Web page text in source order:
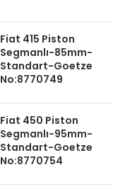
Fiat 415 Piston
Segmanlı-85mm-
Standart-Goetze
No:8770749
Fiat 450 Piston
Segmanlı-95mm-
Standart-Goetze
No:8770754